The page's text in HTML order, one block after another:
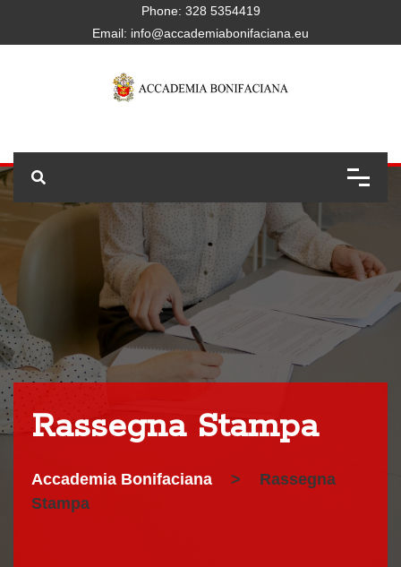
Phone: 328 5354419
Email: info@accademiabonifaciana.eu
Rassegna Stampa
Accademia Bonifaciana >
Rassegna
Stampa